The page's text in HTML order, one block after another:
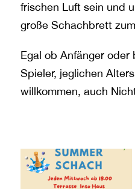
frischen Luft sein und
große Schachbrett
Egal ob Anfänger oder
Spieler, jeglichen
willkommen, auch